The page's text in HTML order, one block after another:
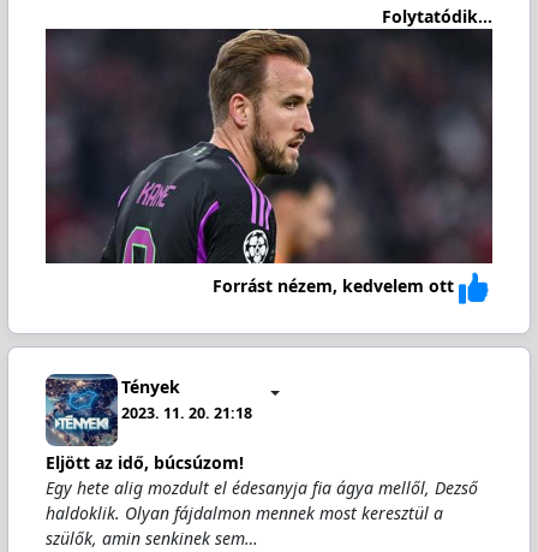
Folytatódik...
Forrást nézem, kedvelem ott
Tények
2023. 11. 20. 21:18
Eljött az idő, búcsúzom!
Egy hete alig mozdult el édesanyja fia ágya mellől, Dezső
haldoklik. Olyan fájdalmon mennek most keresztül a
szülők, amin senkinek sem…